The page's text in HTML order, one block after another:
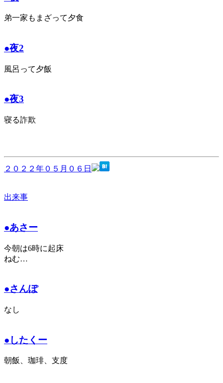
弟一家もまざって夕食
●夜2
風呂って夕飯
●夜3
寝る詐欺
２０２２年０５月０６日
出来事
●あさー
今朝は6時に起床
ねむ…
●さんぽ
なし
●したくー
朝飯、珈琲、支度